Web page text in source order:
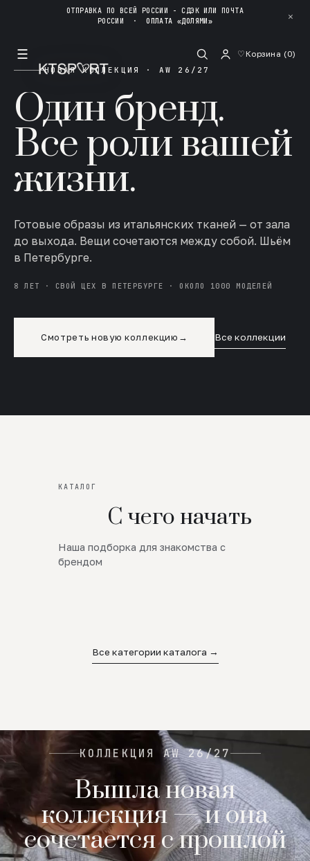
ОТПРАВКА ПО ВСЕЙ РОССИИ - СДЭК ИЛИ ПОЧТА
РОССИИ ·ОПЛАТА «ДОЛЯМИ» ✕
☰ ♡Корзина (0)
НОВАЯ КОЛЛЕКЦИЯ · AW 26/27
Один бренд.
Все роли вашей
жизни.
Готовые образы из итальянских тканей — от зала
до выхода. Вещи сочетаются между собой. Шьём
в Петербурге.
8 ЛЕТ · СВОЙ ЦЕХ В ПЕТЕРБУРГЕ · ОКОЛО 1000 МОДЕЛЕЙ
Смотреть новую коллекцию → Все коллекции
КАТАЛОГ
С чего начать
Наша подборка для знакомства с
брендом
Новинки
SALE
Все категории каталога →
КОЛЛЕКЦИЯ AW 26/27
Вышла новая
коллекция — и она
сочетается с прошлой